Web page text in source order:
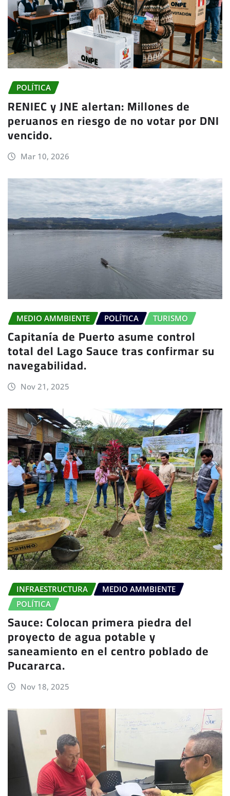
POLÍTICA
RENIEC y JNE alertan: Millones de
peruanos en riesgo de no votar por DNI
vencido.
Mar 10, 2026
MEDIO AMMBIENTE POLÍTICA TURISMO
Capitanía de Puerto asume control
total del Lago Sauce tras confirmar su
navegabilidad.
Nov 21, 2025
INFRAESTRUCTURA
MEDIO AMMBIENTE
POLÍTICA
Sauce: Colocan primera piedra del
proyecto de agua potable y
saneamiento en el centro poblado de
Pucararca.
Nov 18, 2025